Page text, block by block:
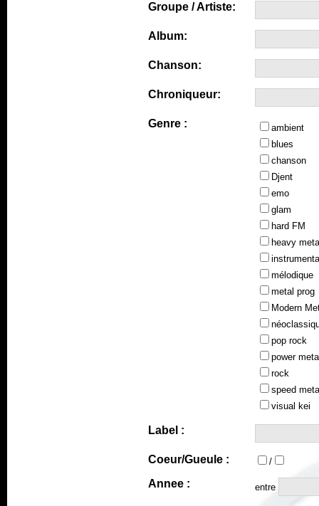
Groupe / Artiste:
Album:
Chanson:
Chroniqueur:
Genre :
ambient
blues
chanson
Djent
emo
glam
hard FM
heavy
mélodique
metal prog
Modern
pop rock
power
rock
speed
visual kei
Label :
Coeur/Gueule : /
Annee : entre